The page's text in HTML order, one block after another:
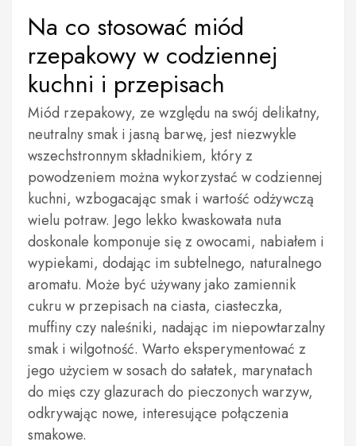
Na co stosować miód
rzepakowy w codziennej
kuchni i przepisach
Miód rzepakowy, ze względu na swój delikatny,
neutralny smak i jasną barwę, jest niezwykle
wszechstronnym składnikiem, który z
powodzeniem można wykorzystać w codziennej
kuchni, wzbogacając smak i wartość odżywczą
wielu potraw. Jego lekko kwaskowata nuta
doskonale komponuje się z owocami, nabiałem i
wypiekami, dodając im subtelnego, naturalnego
aromatu. Może być używany jako zamiennik
cukru w przepisach na ciasta, ciasteczka,
muffiny czy naleśniki, nadając im niepowtarzalny
smak i wilgotność. Warto eksperymentować z
jego użyciem w sosach do sałatek, marynatach
do mięs czy glazurach do pieczonych warzyw,
odkrywając nowe, interesujące połączenia
smakowe.